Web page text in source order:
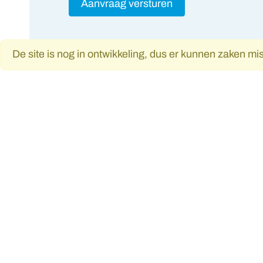
De site is nog in ontwikkeling, dus er kunnen zaken
Aanvraag versturen